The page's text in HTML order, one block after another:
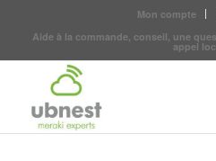
Mon compte
Aide à la commande, conseil, une
appel